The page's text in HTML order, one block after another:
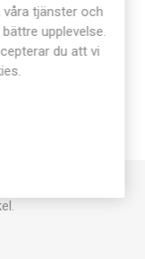
våra tjänster och
upplevelse.
du att vi